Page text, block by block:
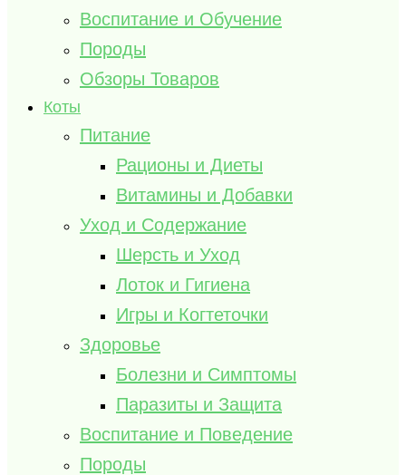
Воспитание и Обучение
Породы
Обзоры Товаров
Коты
Питание
Рационы и Диеты
Витамины и Добавки
Уход и Содержание
Шерсть и Уход
Лоток и Гигиена
Игры и Когтеточки
Здоровье
Болезни и Симптомы
Паразиты и Защита
Воспитание и Поведение
Породы